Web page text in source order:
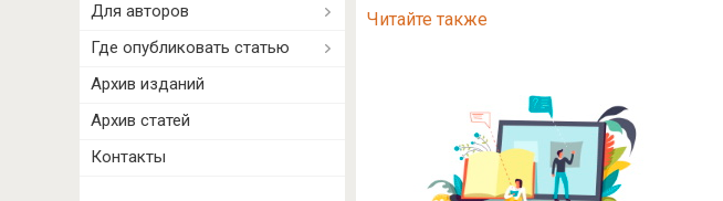
Читайте также
Для авторов
Где опубликовать статью
Архив изданий
Архив статей
Контакты